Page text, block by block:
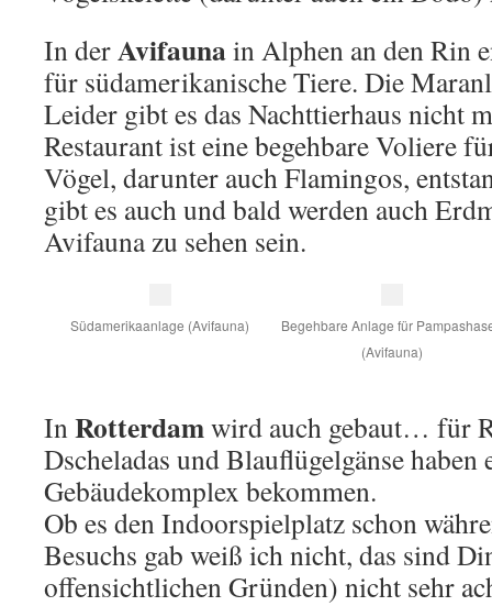
In derAvifaunain Alphen an den Rin
für südamerikanische Tiere. Die
Leider gibt es das Nachttierhaus nicht
Restaurant ist eine begehbare Voliere
Vögel, darunter auch Flamingos,
gibt es auch und bald werden auch
Avifauna zu sehen sein.
Südamerikaanlage (Avifauna)
Begehbare Anlage für
(Avifauna)
InRotterdamwird auch gebaut… für
Dscheladas und Blauflügelgänse haben
Gebäudekomplex bekommen.
Ob es den Indoorspielplatz schon
Besuchs gab weiß ich nicht, das sind
offensichtlichen Gründen) nicht sehr